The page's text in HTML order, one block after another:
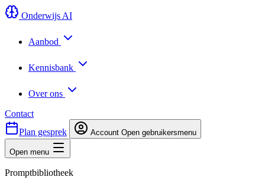
Onderwijs AI
Aanbod
Kennisbank
Over ons
Contact
Plan gesprek
Account Open gebruikersmenu
Open menu
Promptbibliotheek